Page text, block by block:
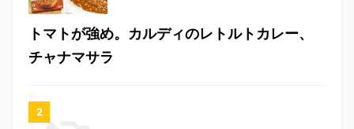
トマトが強め。カルディのレトルトカレー、
チャナマサラ